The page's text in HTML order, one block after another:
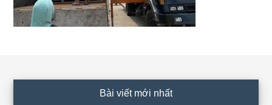
Bài viết mới nhất